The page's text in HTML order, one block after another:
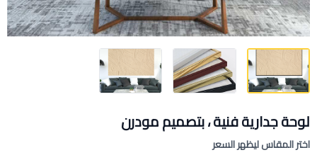
لوحة جدارية فنية ، بتصميم مودرن
اختر المقاس ليظهر السعر